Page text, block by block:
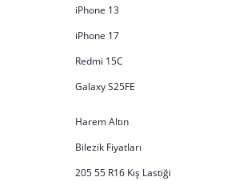
iPhone 13
iPhone 17
Redmi 15C
Galaxy S25FE
Harem Altın
Bilezik Fiyatları
205 55 R16 Kış Lastiği